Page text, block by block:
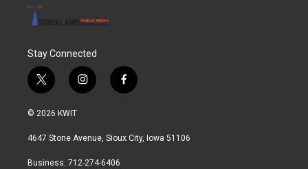
Stay Connected
t
w
i
t
r
i
n
a
r
f
a
b
© 2026 KWIT
4647 Stone Avenue, Sioux City, Iowa 51106
Business: 712-274-6406